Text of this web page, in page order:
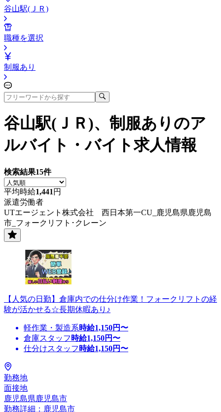
谷山駅(ＪＲ)
職種を選択
制服あり
谷山駅(ＪＲ)、制服あり のア
ルバイト・バイト求人情報
検索結果15件
平均時給1,441 円
派遣労働者
UTエージェント株式会社 西日本第一CU_鹿児島県鹿児島
市_フォークリフト･クレーン
【人気の日勤】倉庫内での仕分け作業！フォークリフトの経
験が活かせる☆長期休暇あり♪
軽作業・製造系時給1,150円〜
倉庫スタッフ 時給1,150円〜
仕分けスタッフ 時給1,150円〜
勤務地
面接地
鹿児島県鹿児島市
勤務詳細：鹿児島市